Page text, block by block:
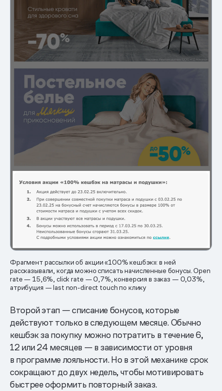
Фрагмент рассылки об акции «100% кешбэк»: в ней
рассказывали, когда можно списать начисленные бонусы. Open
rate — 15,6%, click rate — 0,7%, конверсия в заказ — 0,03%,
атрибуция — last non-direct touch по клику
Второй этап — списание бонусов, которые
действуют только в следующем месяце. Обычно
кешбэк за покупку можно потратить в течение 6,
12 или 24 месяцев — в зависимости от уровня
в программе лояльности. Но в этой механике срок
сокращают до двух недель, чтобы мотивировать
быстрее оформить повторный заказ.